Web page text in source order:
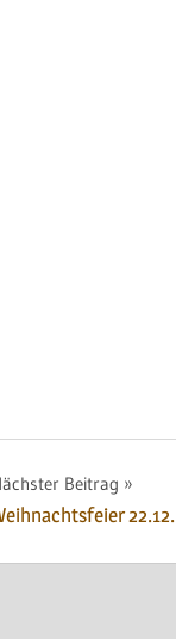
Beitrag
22.12.